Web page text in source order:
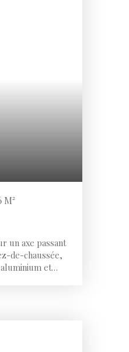
M²
un axe passant
de-chaussée,
et